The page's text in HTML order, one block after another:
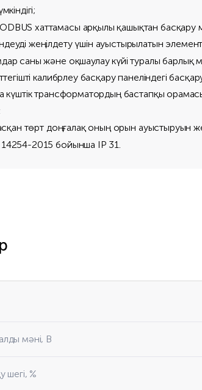
хаттамасы арқылы қашықтан басқару
жеңілдету үшін ауыстырылатын
саны және оқшаулау күйі туралы барлық
калибрлеу басқару панеліндегі
күштік трансформатордың бастапқы
төрт доңғалақ оның орын ауыстыруын
2015 бойынша IP 31.
мәні, В
шегі, %